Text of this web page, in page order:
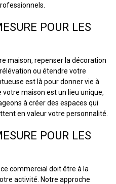
POUR LES
maison, repenser la décoration
ou étendre votre
est là pour donner vie à
maison est un lieu unique,
à créer des espaces qui
en valeur votre personnalité.
POUR LES
commercial doit être à la
activité. Notre approche